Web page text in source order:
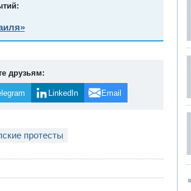
друзьям:
LinkedIn Email
протесты